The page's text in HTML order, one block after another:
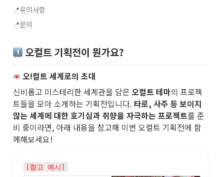
📍유의사항
📍문의
오컬트 기획전이 뭔가요?
오!컬트 세계로의 초대
신비롭고 미스테리한 세계관을 담은 오컬트 테마의 프로젝
트들을 모아 소개하는 기획전입니다. 타로, 사주 등 보이지
않는 세계에 대한 호기심과 취향을 자극하는 프로젝트를 준
비 중이라면, 아래 내용을 참고해 이번 오컬트 기획전에 함
께해보세요!
[참고 예시]